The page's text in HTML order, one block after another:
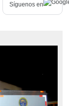
Síguenos en